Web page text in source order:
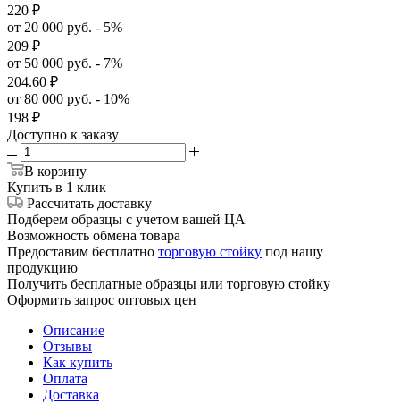
220 ₽
от 20 000 руб. - 5%
209 ₽
от 50 000 руб. - 7%
204.60 ₽
от 80 000 руб. - 10%
198 ₽
Доступно к заказу
В корзину
Купить в 1 клик
Рассчитать доставку
Подберем образцы с учетом вашей ЦА
Возможность обмена товара
Предоставим бесплатно торговую стойку под нашу
продукцию
Получить бесплатные образцы или торговую стойку
Оформить запрос оптовых цен
Описание
Отзывы
Как купить
Оплата
Доставка